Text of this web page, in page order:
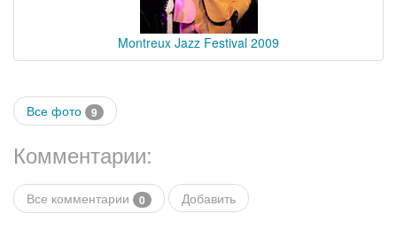
Montreux Jazz Festival 2009
Все фото 9
Комментарии:
Все комментарии 0 Добавить